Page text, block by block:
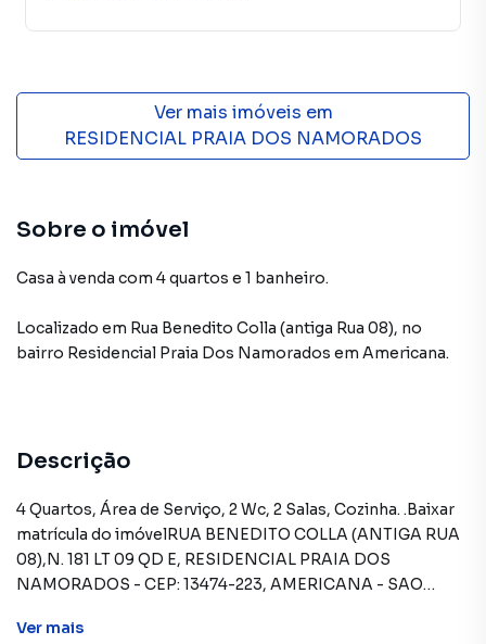
Ver mais imóveis em
RESIDENCIAL PRAIA DOS NAMORADOS
Sobre o imóvel
Casa à venda com 4 quartos e 1 banheiro.
Localizado em Rua Benedito Colla (antiga Rua 08), no
bairro Residencial Praia Dos Namorados em Americana.
Descrição
4 Quartos, Área de Serviço, 2 Wc, 2 Salas, Cozinha. .Baixar
matrícula do imóvelRUA BENEDITO COLLA (ANTIGA RUA
08),N. 181 LT 09 QD E, RESIDENCIAL PRAIA DOS
NAMORADOS - CEP: 13474-223, AMERICANA - SAO
próprios. Permite utilização de FGTS. Consulte condições
Ver mais